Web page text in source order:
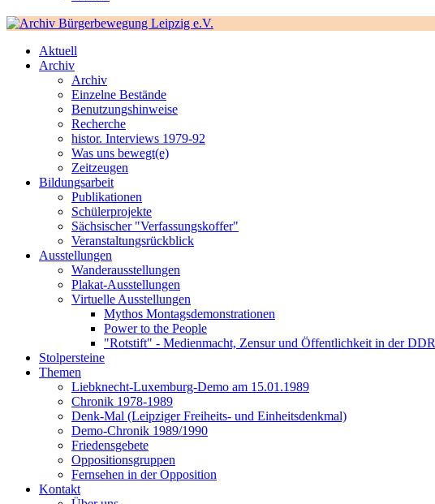
Aktuell
Archiv
Archiv
Einzelne Bestände
Benutzungshinweise
Recherche
histor. Interviews 1979-92
Was uns bewegt(e)
Zeitzeugen
Bildungsarbeit
Publikationen
Schülerprojekte
Sächsischer "Verfassungskoffer"
Veranstaltungsrückblick
Ausstellungen
Wanderausstellungen
Plakat-Ausstellungen
Virtuelle Ausstellungen
Mythos Montagsdemonstrationen
Power to the People
"Rotstift" - Medienmacht, Zensur und Öffentlichkeit in der DDR
Stolpersteine
Themen
Liebknecht-Luxemburg-Demo am 15.01.1989
Chronik 1978-1989
Denk-Mal (Leipziger Freiheits- und Einheitsdenkmal)
Demo-Chronik 1989/1990
Friedensgebete
Oppositionsgruppen
Fernsehen in der Opposition
Kontakt